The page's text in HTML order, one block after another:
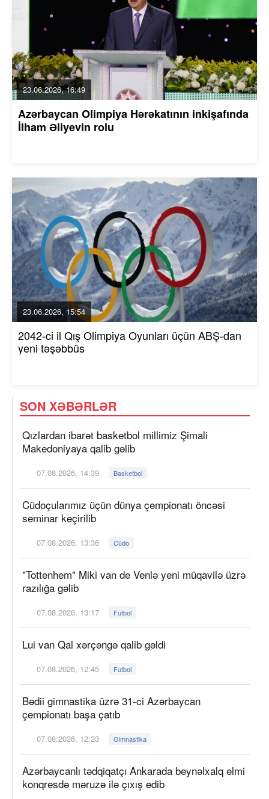
23.06.2026, 16:49
Azərbaycan Olimpiya Hərəkatının inkişafında
İlham Əliyevin rolu
23.06.2026, 15:54
2042-ci il Qış Olimpiya Oyunları üçün ABŞ-dan
yeni təşəbbüs
SON XƏBƏRLƏR
Qızlardan ibarət basketbol millimiz Şimali
Makedoniyaya qalib gəlib
07.08.2026, 14:39 Basketbol
Cüdoçularımız üçün dünya çempionatı öncəsi
seminar keçirilib
07.08.2026, 13:36 Cüdo
"Tottenhem" Miki van de Venlə yeni müqavilə üzrə
razılığa gəlib
07.08.2026, 13:17 Futbol
Lui van Qal xərçəngə qalib gəldi
07.08.2026, 12:45 Futbol
Bədii gimnastika üzrə 31-ci Azərbaycan
çempionatı başa çatıb
07.08.2026, 12:23 Gimnastika
Azərbaycanlı tədqiqatçı Ankarada beynəlxalq elmi
konqresdə məruzə ilə çıxış edib